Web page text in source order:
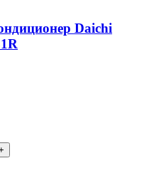
Daichi